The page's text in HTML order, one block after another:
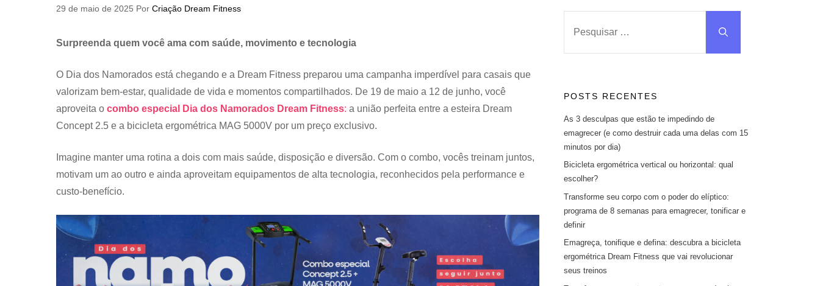
29 de maio de 2025 Por Criação Dream Fitness
Surpreenda quem você ama com saúde, movimento e tecnologia
O Dia dos Namorados está chegando e a Dream Fitness preparou uma campanha imperdível para casais que
valorizam bem-estar, qualidade de vida e momentos compartilhados. De 19 de maio a 12 de junho, você
aproveita o combo especial Dia dos Namorados Dream Fitness: a união perfeita entre a esteira Dream
Concept 2.5 e a bicicleta ergométrica MAG 5000V por um preço exclusivo.
Imagine manter uma rotina a dois com mais saúde, disposição e diversão. Com o combo, vocês treinam juntos,
motivam um ao outro e ainda aproveitam equipamentos de alta tecnologia, reconhecidos pela performance e
custo-benefício.
por:
POSTS RECENTES
As 3 desculpas que estão te impedindo de
emagrecer (e como destruir cada uma delas com 15
minutos por dia)
Bicicleta ergométrica vertical ou horizontal: qual
escolher?
Transforme seu corpo com o poder do elíptico:
programa de 8 semanas para emagrecer, tonificar e
definir
Emagreça, tonifique e defina: descubra a bicicleta
ergométrica Dream Fitness que vai revolucionar
seus treinos